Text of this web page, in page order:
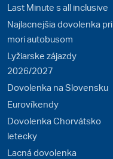
Last Minute s all inclusive
Najlacnejšia dovolenka pri
mori autobusom
Lyžiarske zájazdy
2026/2027
Dovolenka na Slovensku
Eurovíkendy
Dovolenka Chorvátsko
letecky
Lacná dovolenka